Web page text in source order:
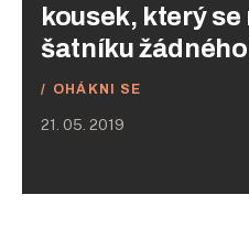
kousek, který
šatníku
OHÁKNI SE
21. 05. 2019